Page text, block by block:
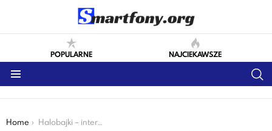
POPULARNE NAJCIEKAWSZE
You are here:
Home Halobajki – interaktywne książki dla dzieci